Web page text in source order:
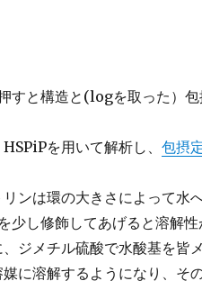
すと構造と(logを取った）包
を用いて解析し、包摂
ンは環の大きさによって水
少し修飾してあげると溶解性
ジメチル硫酸で水酸基を皆
に溶解するようになり、そ